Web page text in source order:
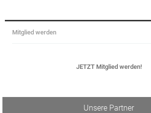
Mitglied werden
JETZT Mitglied werden!
Unsere Partner